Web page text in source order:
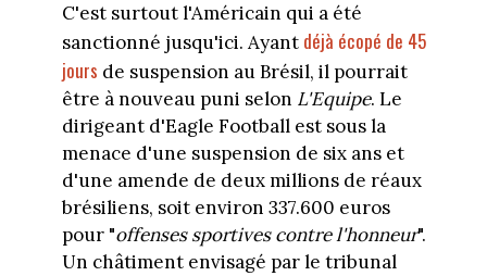
C'est surtout l'Américain qui a été
sanctionné jusqu'ici. Ayant déjà écopé de 45
jours de suspension au Brésil, il pourrait
être à nouveau puni selon L'Equipe. Le
dirigeant d'Eagle Football est sous la
menace d'une suspension de six ans et
d'une amende de deux millions de réaux
brésiliens, soit environ 337.600 euros
pour "offenses sportives contre l'honneur".
Un châtiment envisagé par le tribunal